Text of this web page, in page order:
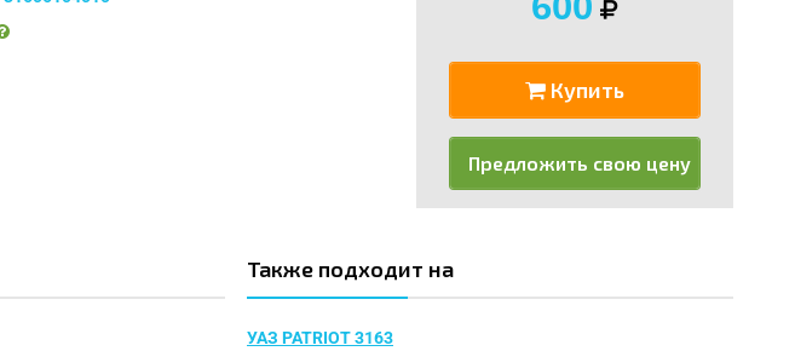
Купить
Предложить свою цену
Также подходит на
УАЗ PATRIOT 3163